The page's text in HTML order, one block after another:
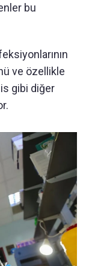
bu
ve özellikle
gibi diğer